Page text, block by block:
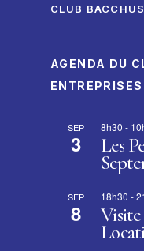
CLUB BACCHUS
AGENDA DU
ENTREPRISES
SEP
3
8h30 -
Les
SEP
8
18h30 -